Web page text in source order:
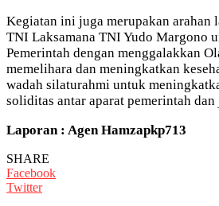
Kegiatan ini juga merupakan arahan
TNI Laksamana TNI Yudo Margono
Pemerintah dengan menggalakkan
memelihara dan meningkatkan
wadah silaturahmi untuk
soliditas antar aparat pemerintah dan
Laporan : Agen Hamzapkp713
SHARE
Facebook
Twitter